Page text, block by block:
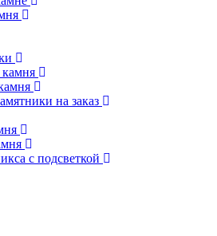
на заказ
с подсветкой